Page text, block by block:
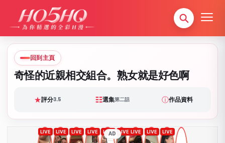
回到主頁
奇怪的近親相交組合。熟女就是好色啊
★評分3.5 ☷選集第二話 ⓘ作品資料
AD